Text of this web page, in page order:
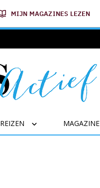
MIJN MAGAZINES LEZEN
REIZEN MAGAZINE